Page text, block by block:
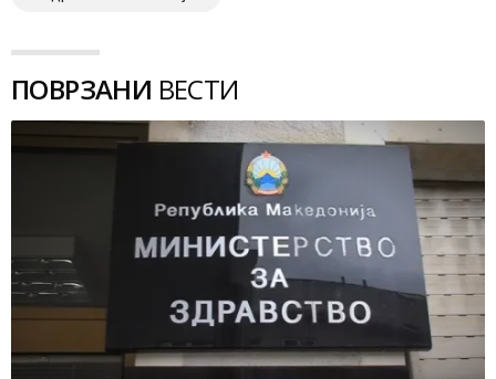
ПОВРЗАНИ ВЕСТИ